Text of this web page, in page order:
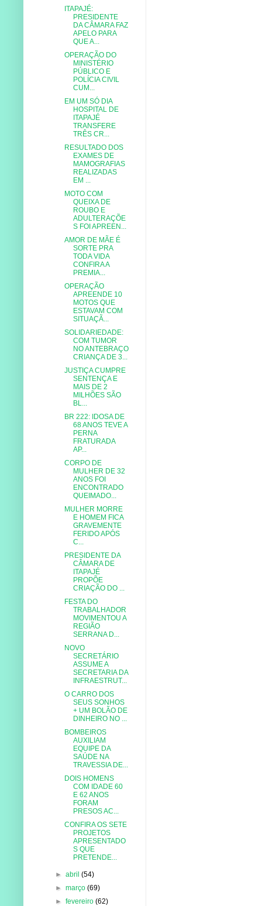
ITAPAJÉ:
PRESIDENTE
DA CÂMARA FAZ
APELO PARA
QUE A...
OPERAÇÃO DO
MINISTÉRIO
PÚBLICO E
POLÍCIA CIVIL
CUM...
EM UM SÓ DIA
HOSPITAL DE
ITAPAJÉ
TRANSFERE
TRÊS CR...
RESULTADO DOS
EXAMES DE
MAMOGRAFIAS
REALIZADAS
EM ...
MOTO COM
QUEIXA DE
ROUBO E
ADULTERAÇÕE
S FOI APREEN...
AMOR DE MÃE É
SORTE PRA
TODA VIDA
CONFIRA A
PREMIA...
OPERAÇÃO
APREENDE 10
MOTOS QUE
ESTAVAM COM
SITUAÇÃ...
SOLIDARIEDADE:
COM TUMOR
NO ANTEBRAÇO
CRIANÇA DE 3...
JUSTIÇA CUMPRE
SENTENÇA E
MAIS DE 2
MILHÕES SÃO
BL...
BR 222: IDOSA DE
68 ANOS TEVE A
PERNA
FRATURADA
AP...
CORPO DE
MULHER DE 32
ANOS FOI
ENCONTRADO
QUEIMADO...
MULHER MORRE
E HOMEM FICA
GRAVEMENTE
FERIDO APÓS
C...
PRESIDENTE DA
CÂMARA DE
ITAPAJÉ
PROPÕE
CRIAÇÃO DO ...
FESTA DO
TRABALHADOR
MOVIMENTOU A
REGIÃO
SERRANA D...
NOVO
SECRETÁRIO
ASSUME A
SECRETARIA DA
INFRAESTRUT...
O CARRO DOS
SEUS SONHOS
+ UM BOLÃO DE
DINHEIRO NO ...
BOMBEIROS
AUXILIAM
EQUIPE DA
SAÚDE NA
TRAVESSIA DE...
DOIS HOMENS
COM IDADE 60
E 62 ANOS
FORAM
PRESOS AC...
CONFIRA OS SETE
PROJETOS
APRESENTADO
S QUE
PRETENDE...
►abril(54)
►março(69)
►fevereiro(62)